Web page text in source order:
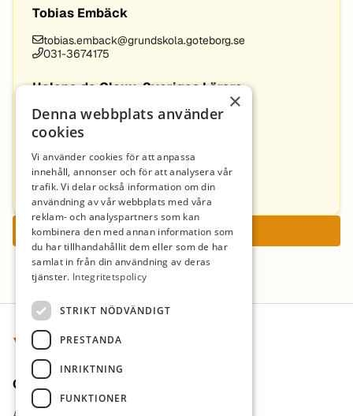
Tobias Embäck
tobias.emback@grundskola.goteborg.se
031-3674175
Helena de Cloux, Sveriges Lärare
helena.de.cloux@fvsverigeslarare.se
nicole.el.aaraj@fvsverigeslarare.se
031-7015521
Ansök nu
Sidfot
Om oss
×
Denna webbplats använder
cookies
Vi använder cookies för att anpassa
innehåll, annonser och för att analysera vår
trafik. Vi delar också information om din
användning av vår webbplats med våra
reklam- och analyspartners som kan
kombinera den med annan information som
du har tillhandahållit dem eller som de har
samlat in från din användning av deras
tjänster. Integritetspolicy
STRIKT NÖDVÄNDIGT
PRESTANDA
INRIKTNING
FUNKTIONER